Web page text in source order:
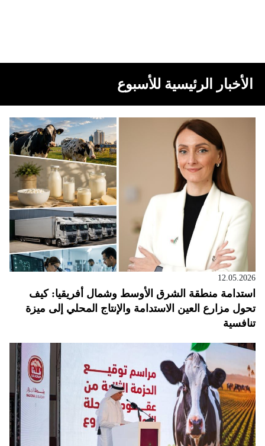
الأخبار الرئيسية للأسبوع
12.05.2026
استدامة منطقة الشرق الأوسط وشمال أفريقيا: كيف
تحول مزارع العين الاستدامة والإنتاج المحلي إلى ميزة
تنافسية